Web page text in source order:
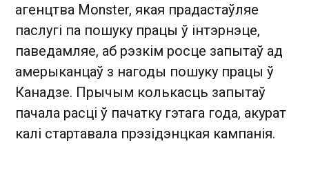
агенцтва Monster , якая прадастаўляе
паслугі па пошуку працы ў інтэрнэце,
паведамляе, аб рэзкім росце запытаў ад
амерыканцаў з нагоды пошуку працы ў
Канадзе. Прычым колькасць запытаў
пачала расці ў пачатку гэтага года, акурат
калі стартавала прэзідэнцкая кампанія.